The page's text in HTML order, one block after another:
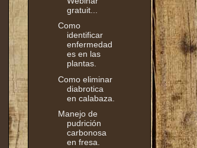
gratuit...
Como
identificar
enfermedad
es en las
plantas.
Como eliminar
diabrotica
en calabaza.
Manejo de
pudrición
carbonosa
en fresa.